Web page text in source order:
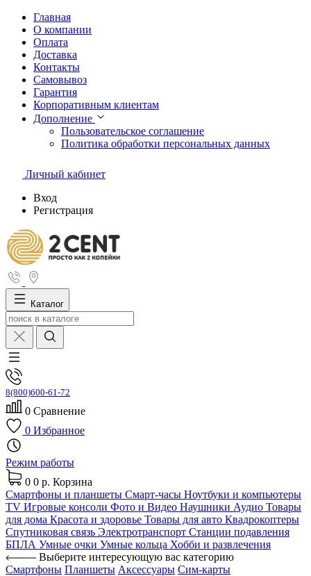
Главная
О компании
Оплата
Доставка
Контакты
Самовывоз
Гарантия
Корпоративным клиентам
Дополнение
Пользовательское соглашение
Политика обработки персональных данных
Личный кабинет
Вход
Регистрация
Каталог
8(800)600-61-72
0 Сравнение
0 Избранное
Режим работы
0 0 р. Корзина
Смартфоны и планшеты Смарт-часы Ноутбуки и компьютеры
TV Игровые консоли Фото и Видео Наушники Аудио Товары
для дома Красота и здоровье Товары для авто Квадрокоптеры
Спутниковая связь Электротранспорт Станции подавления
БПЛА Умные очки Умные кольца Хобби и развлечения
Выберите интересующую вас категорию
Смартфоны Планшеты Аксессуары Сим-карты